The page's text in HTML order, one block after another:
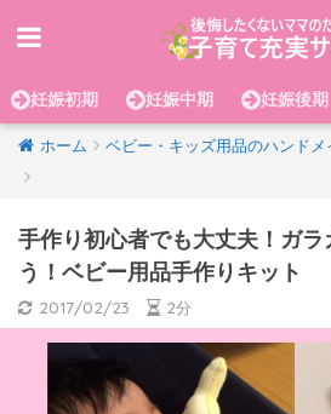
妊娠初期 妊娠中期 妊娠後期
ホーム ベビー・キッズ用品のハンドメ
手作り初心者でも大丈夫！ガ
う！ベビー用品手作りキット
2017/02/23 2分